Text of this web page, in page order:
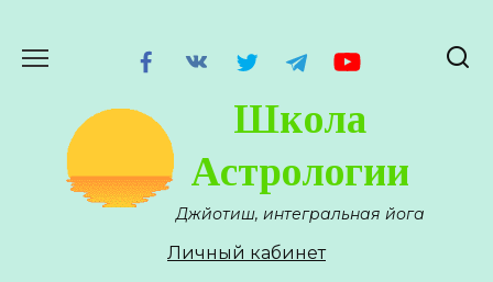
содержанию
Школа
Астрологии
Джйотиш, интегральная йога
Личный кабинет